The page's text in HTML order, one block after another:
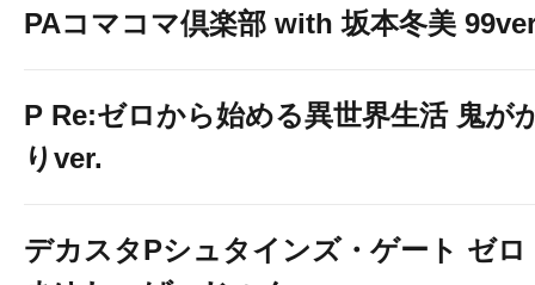
PAコマコマ倶楽部 with 坂本冬美
P Re:ゼロから始める異世界生活 鬼が
りver.
デカスタPシュタインズ・ゲート ゼロ